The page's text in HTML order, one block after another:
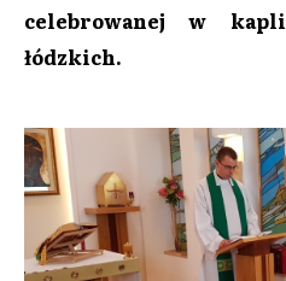
celebrowanej w
łódzkich.